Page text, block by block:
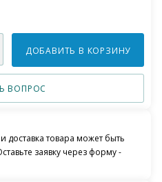
ДОБАВИТЬ В КОРЗИНУ
ВОПРОС
доставка товара может быть
заявку через форму -